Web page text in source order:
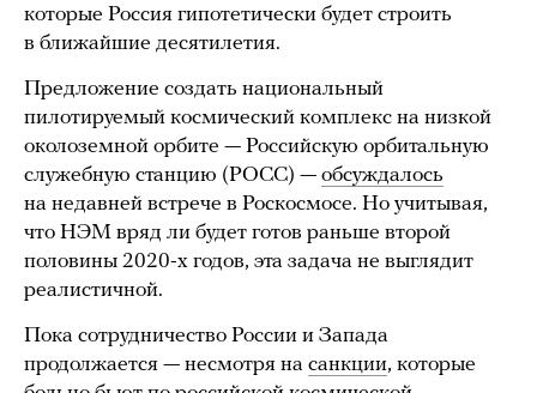
которые Россия гипотетически будет строить
в ближайшие десятилетия.
Предложение создать национальный
пилотируемый космический комплекс на низкой
околоземной орбите — Российскую орбитальную
служебную станцию (РОСС) — обсуждалось
на недавней встрече в Роскосмосе. Но учитывая,
что НЭМ вряд ли будет готов раньше второй
половины 2020-х годов, эта задача не выглядит
реалистичной.
Пока сотрудничество России и Запада
продолжается — несмотря на санкции, которые